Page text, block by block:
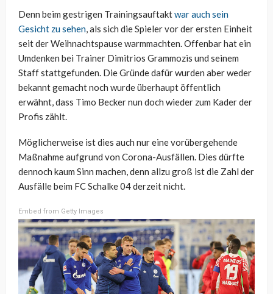
Denn beim gestrigen Trainingsauftaktwar auch sein
Gesicht zu sehen, als sich die Spieler vor der ersten Einheit
seit der Weihnachtspause warmmachten. Offenbar hat ein
Umdenken bei Trainer Dimitrios Grammozis und seinem
Staff stattgefunden. Die Gründe dafür wurden aber weder
bekannt gemacht noch wurde überhaupt öffentlich
erwähnt, dass Timo Becker nun doch wieder zum Kader der
Profis zählt.
Möglicherweise ist dies auch nur eine vorübergehende
Maßnahme aufgrund von Corona-Ausfällen. Dies dürfte
dennoch kaum Sinn machen, denn allzu groß ist die Zahl der
Ausfälle beim FC Schalke 04 derzeit nicht.
Embed from Getty Images